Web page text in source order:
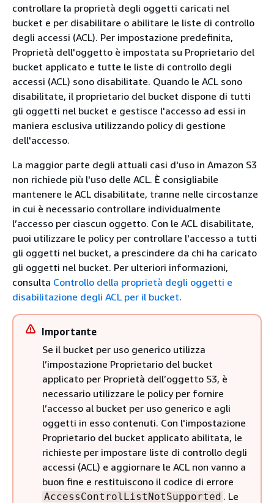
controllare la proprietà degli oggetti caricati nel
bucket e per disabilitare o abilitare le liste di controllo
degli accessi (ACL). Per impostazione predefinita,
Proprietà dell'oggetto è impostata su Proprietario del
bucket applicato e tutte le liste di controllo degli
accessi (ACL) sono disabilitate. Quando le ACL sono
disabilitate, il proprietario del bucket dispone di tutti
gli oggetti nel bucket e gestisce l'accesso ad essi in
maniera esclusiva utilizzando policy di gestione
dell'accesso.
La maggior parte degli attuali casi d'uso in Amazon S3
non richiede più l'uso delle ACL. È consigliabile
mantenere le ACL disabilitate, tranne nelle circostanze
in cui è necessario controllare individualmente
l’accesso per ciascun oggetto. Con le ACL disabilitate,
puoi utilizzare le policy per controllare l'accesso a tutti
gli oggetti nel bucket, a prescindere da chi ha caricato
gli oggetti nel bucket. Per ulteriori informazioni,
consulta Controllo della proprietà degli oggetti e
disabilitazione degli ACL per il bucket.
Importante
Se il bucket per uso generico utilizza
l’impostazione Proprietario del bucket
applicato per Proprietà dell’oggetto S3, è
necessario utilizzare le policy per fornire
l’accesso al bucket per uso generico e agli
oggetti in esso contenuti. Con l'impostazione
Proprietario del bucket applicato abilitata, le
richieste per impostare liste di controllo degli
accessi (ACL) e aggiornare le ACL non vanno a
buon fine e restituiscono il codice di errore
AccessControlListNotSupported . Le